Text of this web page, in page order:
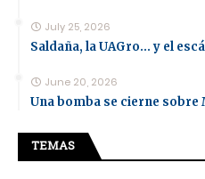
July 25, 2026
Saldaña, la UAGro... y el
June 20, 2026
Una bomba se cierne sobre
TEMAS